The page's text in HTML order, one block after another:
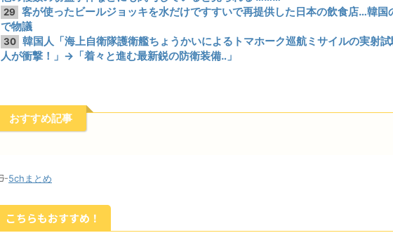
29
客が使ったビールジョッキを水だけですすいで再提供した日本の飲食店…韓国
で物議
30 韓国人「海上自衛隊護衛艦ちょうかいによるトマホーク巡航ミサイルの実射
人が衝撃！」→「着々と進む最新鋭の防衛装備‥」
おすすめ記事
-5chまとめ
こちらもおすすめ！